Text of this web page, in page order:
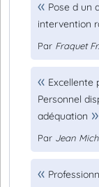
Pose d un
intervention
Par Fraquet
Excellente
Personnel
adéquation
Par Jean